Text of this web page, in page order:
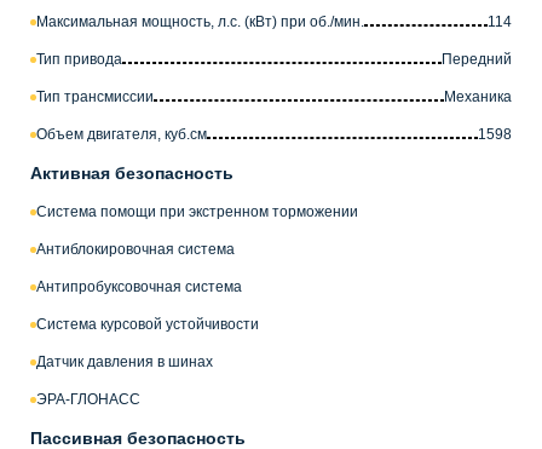
Максимальная мощность, л.с. (кВт) при об./мин. 114
Тип привода Передний
Тип трансмиссии Механика
Объем двигателя, куб.см 1598
Активная безопасность
Система помощи при экстренном торможении
Антиблокировочная система
Антипробуксовочная система
Система курсовой устойчивости
Датчик давления в шинах
ЭРА-ГЛОНАСС
Пассивная безопасность